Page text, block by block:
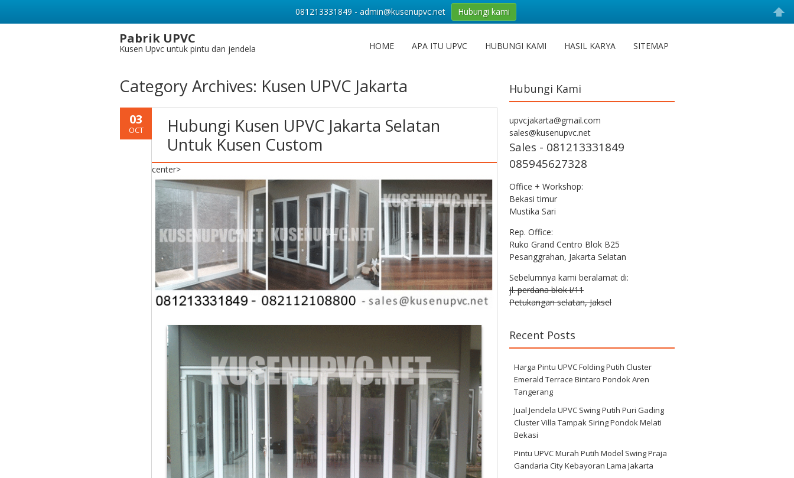
Pabrik UPVC
Kusen Upvc untuk pintu dan jendela HOME APA ITU UPVC HUBUNGI KAMI HASIL KARYA SITEMAP
Category Archives: Kusen UPVC Jakarta
03
OCT
Hubungi Kusen UPVC Jakarta Selatan
Untuk Kusen Custom
center>
Hubungi Kami
upvcjakarta@gmail.com
sales@kusenupvc.net
Sales - 081213331849
085945627328
Office + Workshop:
Bekasi timur
Mustika Sari
Rep. Office:
Ruko Grand Centro Blok B25
Pesanggrahan, Jakarta Selatan
Sebelumnya kami beralamat di:
jl. perdana blok i/11
Petukangan selatan, Jaksel
Recent Posts
Harga Pintu UPVC Folding Putih Cluster
Emerald Terrace Bintaro Pondok Aren
Tangerang
Jual Jendela UPVC Swing Putih Puri Gading
Cluster Villa Tampak Siring Pondok Melati
Bekasi
Pintu UPVC Murah Putih Model Swing Praja
Gandaria City Kebayoran Lama Jakarta
081213331849 - admin@kusenupvc.net Hubungi kami